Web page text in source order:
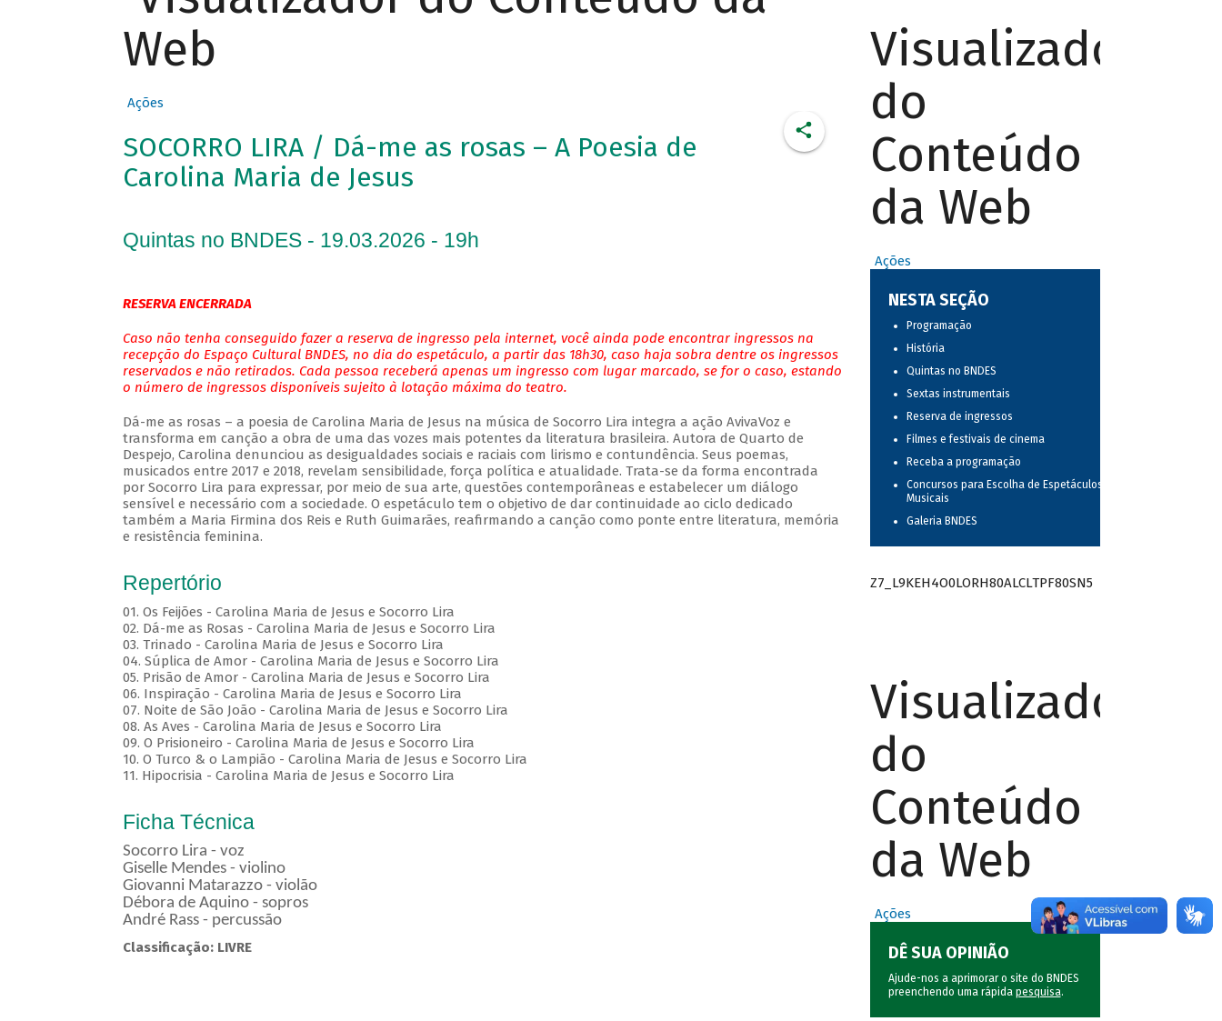
Web
Ações
SOCORRO LIRA / Dá-me as rosas – A Poesia de
Carolina Maria de Jesus
Quintas no BNDES - 19.03.2026 - 19h
RESERVA ENCERRADA
Caso não tenha conseguido fazer a reserva de ingresso pela internet, você ainda pode encontrar ingressos na
recepção do Espaço Cultural BNDES, no dia do espetáculo, a partir das 18h30, caso haja sobra dentre os ingressos
reservados e não retirados. Cada pessoa receberá apenas um ingresso com lugar marcado, se for o caso, estando
o número de ingressos disponíveis sujeito à lotação máxima do teatro.
Dá-me as rosas – a poesia de Carolina Maria de Jesus na música de Socorro Lira integra a ação AvivaVoz e
transforma em canção a obra de uma das vozes mais potentes da literatura brasileira. Autora de Quarto de
Despejo, Carolina denunciou as desigualdades sociais e raciais com lirismo e contundência. Seus poemas,
musicados entre 2017 e 2018, revelam sensibilidade, força política e atualidade. Trata-se da forma encontrada
por Socorro Lira para expressar, por meio de sua arte, questões contemporâneas e estabelecer um diálogo
sensível e necessário com a sociedade. O espetáculo tem o objetivo de dar continuidade ao ciclo dedicado
também a Maria Firmina dos Reis e Ruth Guimarães, reafirmando a canção como ponte entre literatura, memória
e resistência feminina.
Repertório
01. Os Feijões - Carolina Maria de Jesus e Socorro Lira
02. Dá-me as Rosas - Carolina Maria de Jesus e Socorro Lira
03. Trinado - Carolina Maria de Jesus e Socorro Lira
04. Súplica de Amor - Carolina Maria de Jesus e Socorro Lira
05. Prisão de Amor - Carolina Maria de Jesus e Socorro Lira
06. Inspiração - Carolina Maria de Jesus e Socorro Lira
07. Noite de São João - Carolina Maria de Jesus e Socorro Lira
08. As Aves - Carolina Maria de Jesus e Socorro Lira
09. O Prisioneiro - Carolina Maria de Jesus e Socorro Lira
10. O Turco & o Lampião - Carolina Maria de Jesus e Socorro Lira
11. Hipocrisia - Carolina Maria de Jesus e Socorro Lira
Ficha Técnica
Socorro Lira - voz
Giselle Mendes - violino
Giovanni Matarazzo - violão
Débora de Aquino - sopros
André Rass - percussão
Classificação: LIVRE
Visualizador
do
Conteúdo
da Web
Ações
NESTA SEÇÃO
Programação
História
Quintas no BNDES
Sextas instrumentais
Reserva de ingressos
Filmes e festivais de cinema
Receba a programação
Concursos para Escolha de Espetáculos
Musicais
Galeria BNDES
Z7_L9KEH4O0LORH80ALCLTPF80SN5
Visualizador
do
Conteúdo
da Web
Ações
DÊ SUA OPINIÃO
Ajude-nos a aprimorar o site do BNDES
preenchendo uma rápida pesquisa.